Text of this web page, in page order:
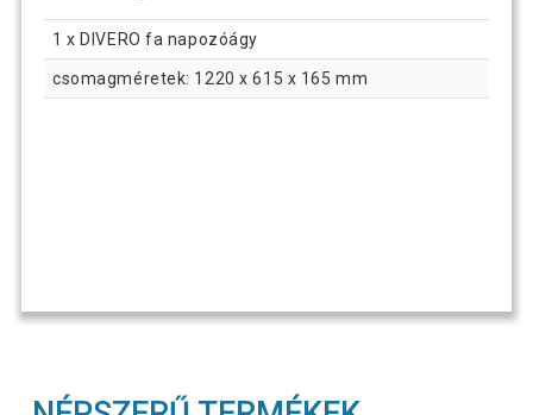
1 x DIVERO fa napozóágy
csomagméretek: 1220 x 615 x 165 mm